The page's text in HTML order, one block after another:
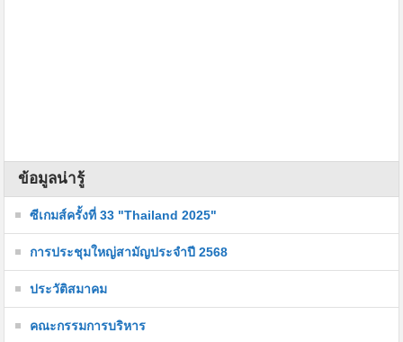
ข้อมูลน่ารู้
ซีเกมส์ครั้งที่ 33 "Thailand 2025"
การประชุมใหญ่สามัญประจำปี 2568
ประวัติสมาคม
คณะกรรมการบริหาร